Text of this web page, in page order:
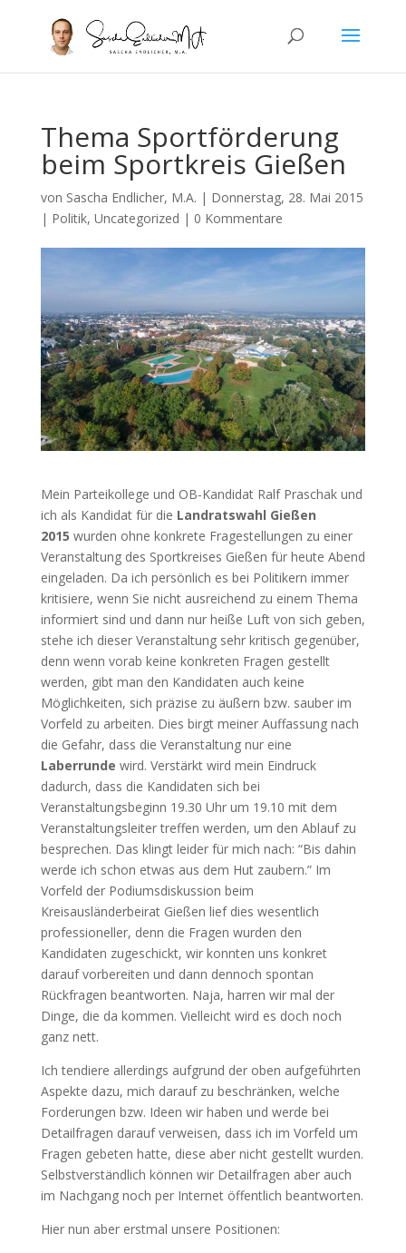
Thema Sportförderung
beim Sportkreis Gießen
von Sascha Endlicher, M.A. | Donnerstag, 28. Mai 2015
| Politik, Uncategorized | 0 Kommentare
Mein Parteikollege und OB-Kandidat Ralf Praschak und
ich als Kandidat für die Landratswahl Gießen
2015 wurden ohne konkrete Fragestellungen zu einer
Veranstaltung des Sportkreises Gießen für heute Abend
eingeladen. Da ich persönlich es bei Politikern immer
kritisiere, wenn Sie nicht ausreichend zu einem Thema
informiert sind und dann nur heiße Luft von sich geben,
stehe ich dieser Veranstaltung sehr kritisch gegenüber,
denn wenn vorab keine konkreten Fragen gestellt
werden, gibt man den Kandidaten auch keine
Möglichkeiten, sich präzise zu äußern bzw. sauber im
Vorfeld zu arbeiten. Dies birgt meiner Auffassung nach
die Gefahr, dass die Veranstaltung nur eine
Laberrunde wird. Verstärkt wird mein Eindruck
dadurch, dass die Kandidaten sich bei
Veranstaltungsbeginn 19.30 Uhr um 19.10 mit dem
Veranstaltungsleiter treffen werden, um den Ablauf zu
besprechen. Das klingt leider für mich nach: “Bis dahin
werde ich schon etwas aus dem Hut zaubern.” Im
Vorfeld der Podiumsdiskussion beim
Kreisausländerbeirat Gießen lief dies wesentlich
professioneller, denn die Fragen wurden den
Kandidaten zugeschickt, wir konnten uns konkret
darauf vorbereiten und dann dennoch spontan
Rückfragen beantworten. Naja, harren wir mal der
Dinge, die da kommen. Vielleicht wird es doch noch
ganz nett.
Ich tendiere allerdings aufgrund der oben aufgeführten
Aspekte dazu, mich darauf zu beschränken, welche
Forderungen bzw. Ideen wir haben und werde bei
Detailfragen darauf verweisen, dass ich im Vorfeld um
Fragen gebeten hatte, diese aber nicht gestellt wurden.
Selbstverständlich können wir Detailfragen aber auch
im Nachgang noch per Internet öffentlich beantworten.
Hier nun aber erstmal unsere Positionen: